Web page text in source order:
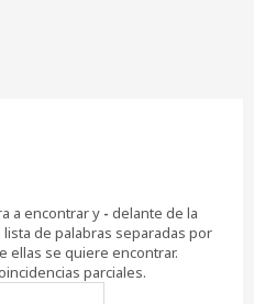
a encontrar y - delante de la
de palabras separadas por
ellas se quiere encontrar.
parciales.